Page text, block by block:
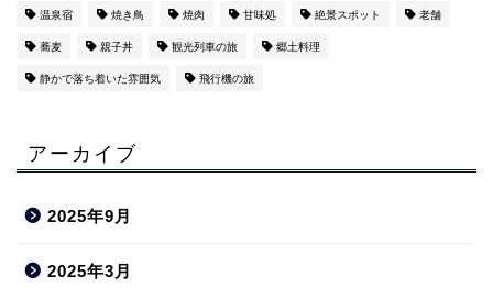
温泉宿 焼き鳥 焼肉 甘味処 絶景スポット 老舗
蕎麦 親子丼 観光列車の旅 郷土料理
静かで落ち着いた雰囲気 飛行機の旅
アーカイブ
2025年9月
2025年3月